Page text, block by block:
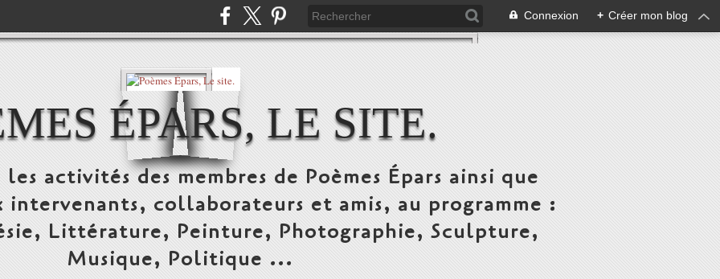
Connexion + Créer mon blog
ÉPARS, LE SITE.
activités des membres de Poèmes Épars ainsi que
intervenants, collaborateurs et amis, au programme :
Littérature, Peinture, Photographie, Sculpture,
Musique, Politique ...